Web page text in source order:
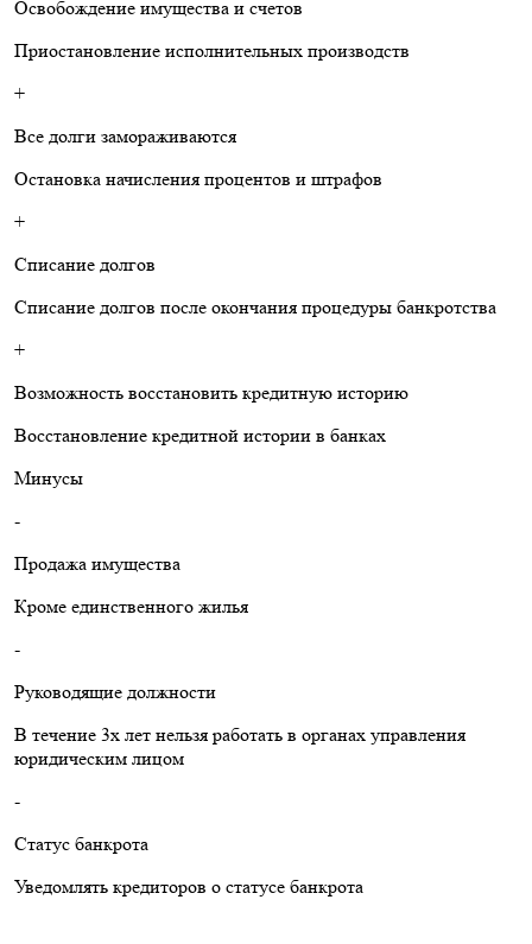
Освобождение имущества и счетов
Приостановление исполнительных производств
+
Все долги замораживаются
Остановка начисления процентов и штрафов
+
Списание долгов
Списание долгов после окончания процедуры банкротства
+
Возможность восстановить кредитную историю
Восстановление кредитной истории в банках
Минусы
-
Продажа имущества
Кроме единственного жилья
-
Руководящие должности
В течение 3х лет нельзя работать в органах управления
юридическим лицом
-
Статус банкрота
Уведомлять кредиторов о статусе банкрота